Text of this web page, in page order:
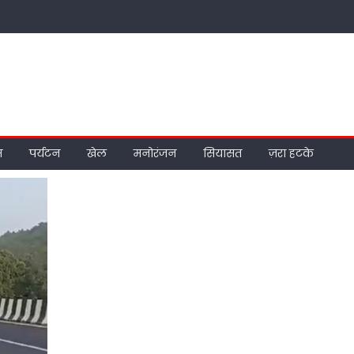
पर्यटन खेल मनोरंजन सियासत ज़रा हटके